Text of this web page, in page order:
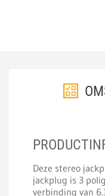
Deze stereo
jackplug is 3
verbinding van